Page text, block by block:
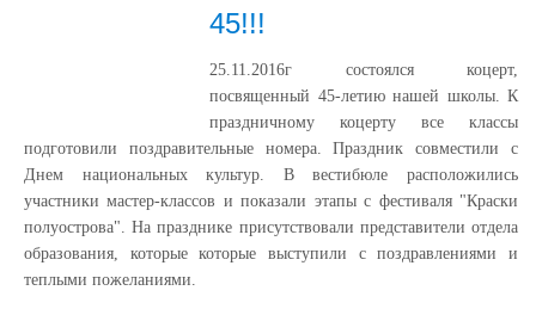
45!!!
25.11.2016г состоялся коцерт,
посвященный 45-летию нашей школы. К
праздничному коцерту все классы
подготовили поздравительные номера. Праздник совместили с
Днем национальных культур. В вестибюле расположились
участники мастер-классов и показали этапы с фестиваля "Краски
полуострова". На празднике присутствовали представители отдела
образования, которые которые выступили с поздравлениями и
теплыми пожеланиями.